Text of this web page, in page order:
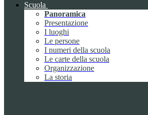
Scuola
Panoramica
Presentazione
I luoghi
Le persone
I numeri della scuola
Le carte della scuola
Organizzazione
La storia